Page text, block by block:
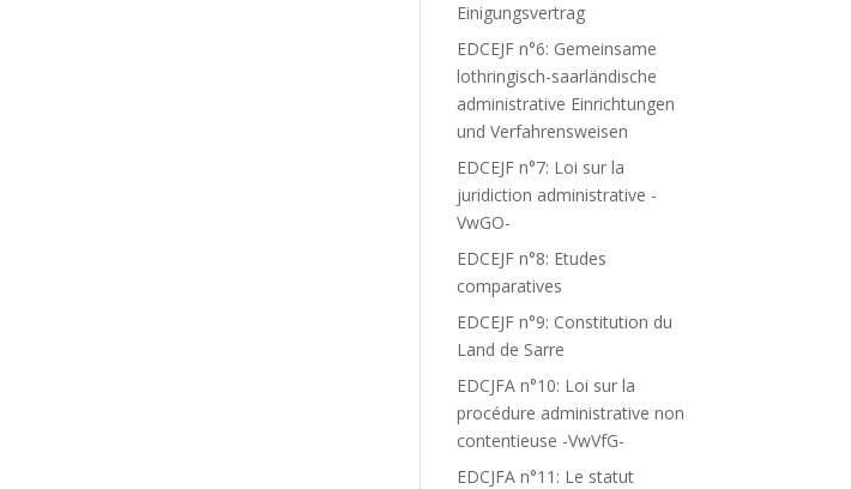
Einigungsvertrag
EDCEJF n°6: Gemeinsame
lothringisch-saarländische
administrative Einrichtungen
und Verfahrensweisen
EDCEJF n°7: Loi sur la
juridiction administrative -
VwGO-
EDCEJF n°8: Etudes
comparatives
EDCEJF n°9: Constitution du
Land de Sarre
EDCJFA n°10: Loi sur la
procédure administrative non
contentieuse -VwVfG-
EDCJFA n°11: Le statut